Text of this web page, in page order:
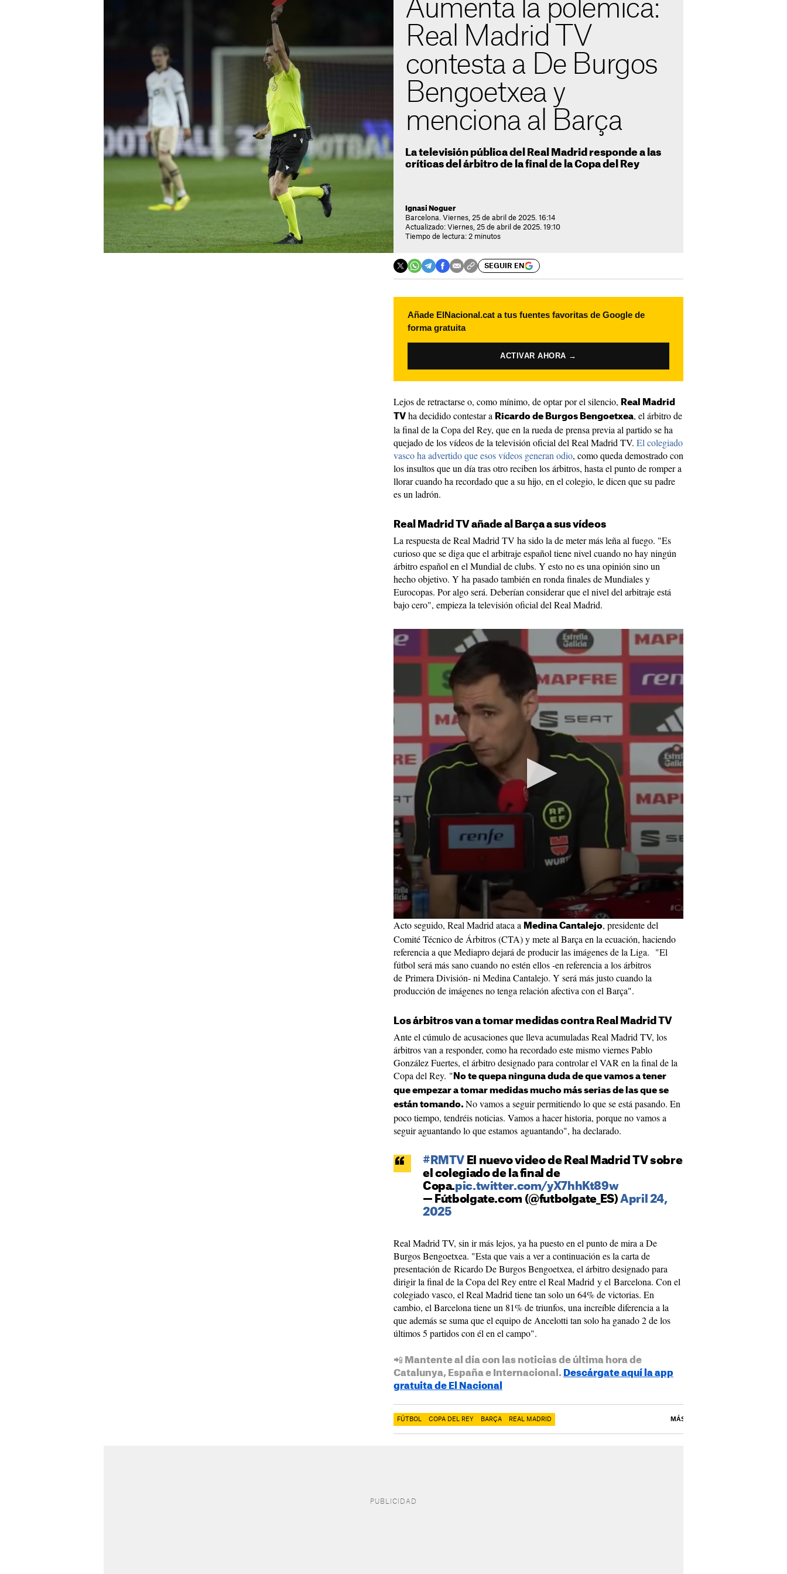
Aumenta la polémica:
Real Madrid TV
contesta a De Burgos
Bengoetxea y
menciona al Barça
La televisión pública del Real Madrid responde a las
críticas del árbitro de la final de la Copa del Rey
Ignasi Noguer
Barcelona. Viernes, 25 de abril de 2025. 16:14
Actualizado: Viernes, 25 de abril de 2025. 19:10
Tiempo de lectura: 2 minutos
SEGUIR EN
Añade ElNacional.cat a tus fuentes favoritas de Google de
forma gratuita
ACTIVAR AHORA →
Lejos de retractarse o, como mínimo, de optar por el silencio, Real Madrid
TV ha decidido contestar a Ricardo de Burgos Bengoetxea, el árbitro de
la final de la Copa del Rey, que en la rueda de prensa previa al partido se ha
quejado de los vídeos de la televisión oficial del Real Madrid TV. El colegiado
vasco ha advertido que esos vídeos generan odio, como queda demostrado con
los insultos que un día tras otro reciben los árbitros, hasta el punto de romper a
llorar cuando ha recordado que a su hijo, en el colegio, le dicen que su padre
es un ladrón.
Real Madrid TV añade al Barça a sus vídeos
La respuesta de Real Madrid TV ha sido la de meter más leña al fuego. "Es
curioso que se diga que el arbitraje español tiene nivel cuando no hay ningún
árbitro español en el Mundial de clubs. Y esto no es una opinión sino un
hecho objetivo. Y ha pasado también en ronda finales de Mundiales y
Eurocopas. Por algo será. Deberían considerar que el nivel del arbitraje está
bajo cero", empieza la televisión oficial del Real Madrid.
Acto seguido, Real Madrid ataca a Medina Cantalejo, presidente del
Comité Técnico de Árbitros (CTA) y mete al Barça en la ecuación, haciendo
referencia a que Mediapro dejará de producir las imágenes de la Liga. "El
fútbol será más sano cuando no estén ellos -en referencia a los árbitros
de Primera División- ni Medina Cantalejo. Y será más justo cuando la
producción de imágenes no tenga relación afectiva con el Barça".
Los árbitros van a tomar medidas contra Real Madrid TV
Ante el cúmulo de acusaciones que lleva acumuladas Real Madrid TV, los
árbitros van a responder, como ha recordado este mismo viernes Pablo
González Fuertes, el árbitro designado para controlar el VAR en la final de la
Copa del Rey. " No te quepa ninguna duda de que vamos a tener
que empezar a tomar medidas mucho más serias de las que se
están tomando. No vamos a seguir permitiendo lo que se está pasando. En
poco tiempo, tendréis noticias. Vamos a hacer historia, porque no vamos a
seguir aguantando lo que estamos aguantando", ha declarado.
#RMTV El nuevo video de Real Madrid TV sobre
el colegiado de la final de
Copa.pic.twitter.com/yX7hhKt89w
— Fútbolgate.com (@futbolgate_ES)April 24,
2025
Real Madrid TV, sin ir más lejos, ya ha puesto en el punto de mira a De
Burgos Bengoetxea. "Esta que vais a ver a continuación es la carta de
presentación de Ricardo De Burgos Bengoetxea, el árbitro designado para
dirigir la final de la Copa del Rey entre el Real Madrid y el Barcelona. Con el
colegiado vasco, el Real Madrid tiene tan solo un 64% de victorias. En
cambio, el Barcelona tiene un 81% de triunfos, una increíble diferencia a la
que además se suma que el equipo de Ancelotti tan solo ha ganado 2 de los
últimos 5 partidos con él en el campo".
📲 Mantente al día con las noticias de última hora de
Catalunya, España e Internacional. Descárgate aquí la app
gratuita de El Nacional
FÚTBOL COPA DEL REY BARÇA REAL MADRID MÁS